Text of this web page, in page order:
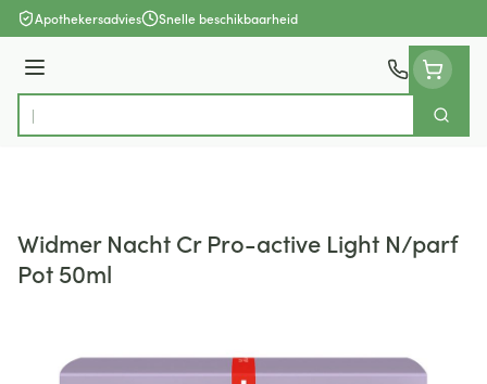
Ga naar de inhoud
Apothekersadvies Snelle beschikbaarheid
Menu
Product, merk, categorie...
Zoek
Widmer Nacht Cr Pro-active Light N/parf
Pot 50ml